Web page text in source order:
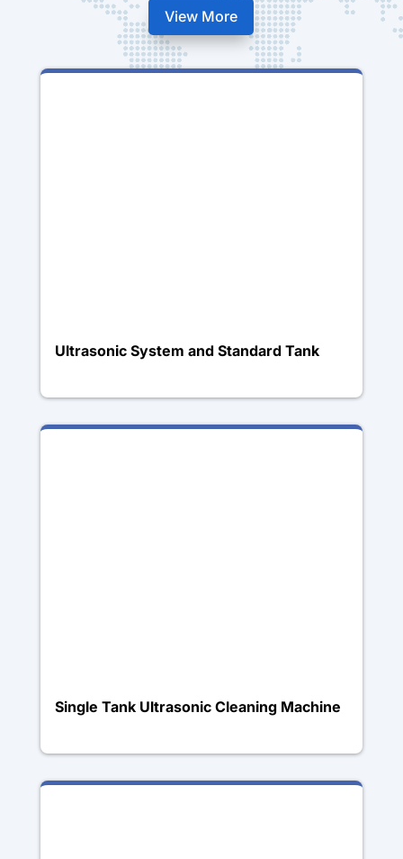
View More
Ultrasonic System and Standard Tank
Single Tank Ultrasonic Cleaning Machine